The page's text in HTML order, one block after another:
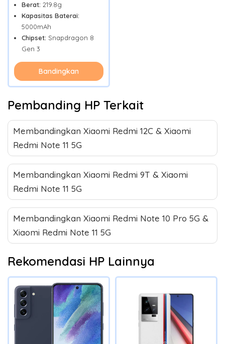
Berat: 219.8g
Kapasitas Baterai:
5000mAh
Chipset: Snapdragon 8
Gen 3
Bandingkan
Pembanding HP Terkait
Membandingkan Xiaomi Redmi 12C & Xiaomi
Redmi Note 11 5G
Membandingkan Xiaomi Redmi 9T & Xiaomi
Redmi Note 11 5G
Membandingkan Xiaomi Redmi Note 10 Pro 5G &
Xiaomi Redmi Note 11 5G
Rekomendasi HP Lainnya